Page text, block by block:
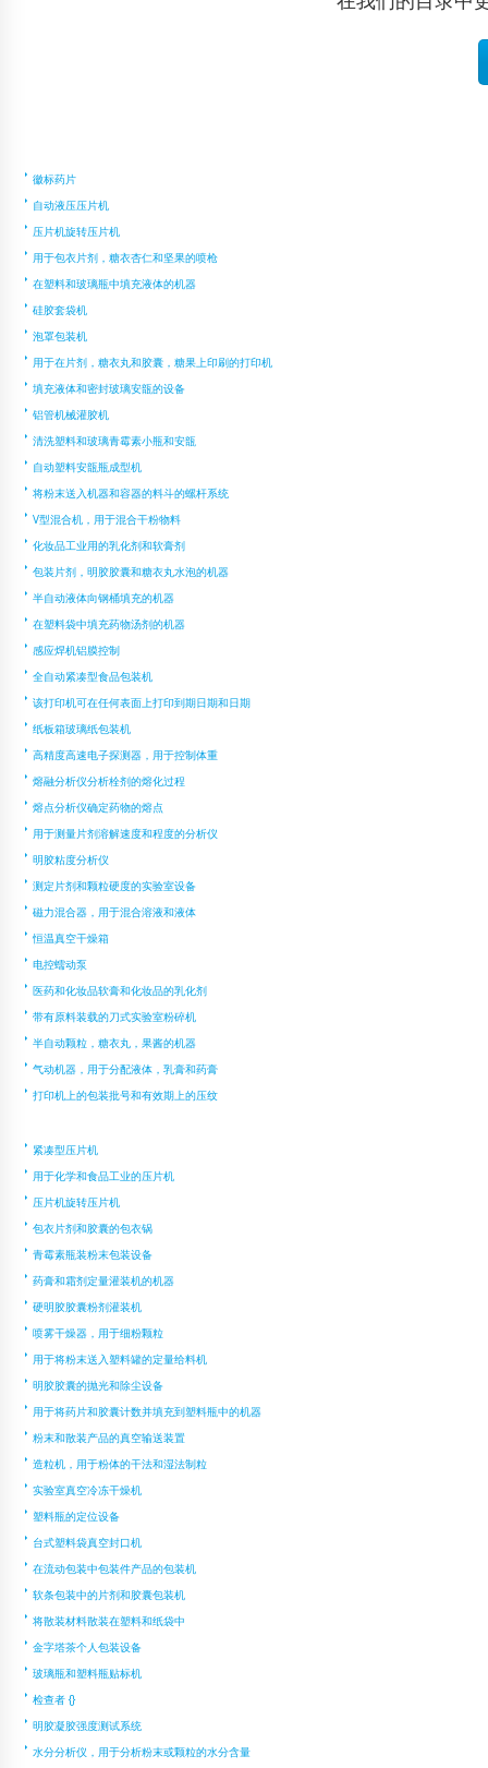
徽标药片
自动液压压片机
压片机旋转压片机
用于包衣片剂，糖衣杏仁和坚果的喷枪
在塑料和玻璃瓶中填充液体的机器
硅胶套袋机
泡罩包装机
用于在片剂，糖衣丸和胶囊，糖果上印刷的打印机
填充液体和密封玻璃安瓿的设备
铝管机械灌胶机
清洗塑料和玻璃青霉素小瓶和安瓿
自动塑料安瓿瓶成型机
将粉末送入机器和容器的料斗的螺杆系统
V型混合机，用于混合干粉物料
化妆品工业用的乳化剂和软膏剂
包装片剂，明胶胶囊和糖衣丸水泡的机器
半自动液体向钢桶填充的机器
在塑料袋中填充药物汤剂的机器
感应焊机铝膜控制
全自动紧凑型食品包装机
该打印机可在任何表面上打印到期日期和日期
纸板箱玻璃纸包装机
高精度高速电子探测器，用于控制体重
熔融分析仪分析栓剂的熔化过程
熔点分析仪确定药物的熔点
用于测量片剂溶解速度和程度的分析仪
明胶粘度分析仪
测定片剂和颗粒硬度的实验室设备
磁力混合器，用于混合溶液和液体
恒温真空干燥箱
电控蠕动泵
医药和化妆品软膏和化妆品的乳化剂
带有原料装载的刀式实验室粉碎机
半自动颗粒，糖衣丸，果酱的机器
气动机器，用于分配液体，乳膏和药膏
打印机上的包装批号和有效期上的压纹
紧凑型压片机
用于化学和食品工业的压片机
压片机旋转压片机
包衣片剂和胶囊的包衣锅
青霉素瓶装粉末包装设备
药膏和霜剂定量灌装机的机器
硬明胶胶囊粉剂灌装机
喷雾干燥器，用于细粉颗粒
用于将粉末送入塑料罐的定量给料机
明胶胶囊的抛光和除尘设备
用于将药片和胶囊计数并填充到塑料瓶中的机器
粉末和散装产品的真空输送装置
造粒机，用于粉体的干法和湿法制粒
实验室真空冷冻干燥机
塑料瓶的定位设备
台式塑料袋真空封口机
在流动包装中包装件产品的包装机
软条包装中的片剂和胶囊包装机
将散装材料散装在塑料和纸袋中
金字塔茶个人包装设备
玻璃瓶和塑料瓶贴标机
检查者 {}
明胶凝胶强度测试系统
水分分析仪，用于分析粉末或颗粒的水分含量